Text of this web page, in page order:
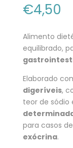
€4,50
Alimento
equilibrado,
Elaborado
digeríveis,
teor de sódio
para casos de
exócrina.